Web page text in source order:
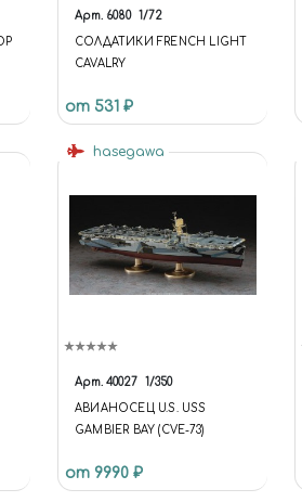
Арт. 6080 1/72
СОЛДАТИКИ FRENCH LIGHT
CAVALRY
от 531 ₽
hasegawa
Арт. 40027 1/350
АВИАНОСЕЦ U.S. USS
GAMBIER BAY (CVE-73)
от 9990 ₽